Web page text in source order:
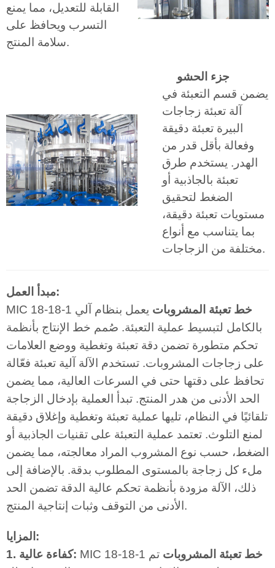
القابلة للتعديل، مما يمنع
التسرب ويحافظ على
سلامة المنتج.
جزء الحشو
يضمن قسم التعبئة في
آلة تعبئة زجاجات
البيرة تعبئة دقيقة
وفعالة بأقل قدر من
الهدر. يستخدم طرق
تعبئة بالجاذبية أو
الضغط لتحقيق
مستويات تعبئة دقيقة،
بما يتناسب مع أنواع
مختلفة من الزجاجات.
مبدأ العمل:
MIC 18-18-1
خط تعبئة المشروبات يعمل بنظام آلي
بالكامل لتبسيط عملية التعبئة. صُمم خط الإنتاج بأنظمة
تحكم متطورة تضمن دقة تعبئة وتغطية ووضع العلامات
على زجاجات المشروبات. تستخدم الآلة آلية تعبئة فعّالة
تحافظ على دقتها حتى في السرعات العالية، مما يضمن
الحد الأدنى من هدر المنتج. تبدأ العملية بإدخال الزجاجة
تلقائيًا في النظام، تليها عملية تعبئة وتغطية وإغلاق دقيقة
لمنع التلوث. تعتمد عملية التعبئة على تقنيات الجاذبية أو
الضغط، حسب نوع المشروب المراد معالجته، مما يضمن
ملء كل زجاجة بالمستوى المطلوب بدقة. بالإضافة إلى
ذلك، الآلة مزودة بأنظمة تحكم عالية الدقة تضمن الحد
الأدنى من التوقف وثبات إنتاجية المنتج.
المزايا:
1. كفاءة عالية: MIC 18-18-1 خط تعبئة المشروبات تم